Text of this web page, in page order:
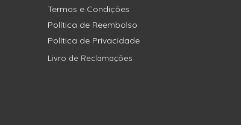
Termos e Condições
Política de Reembolso
Política de Privacidade
Livro de Reclamações